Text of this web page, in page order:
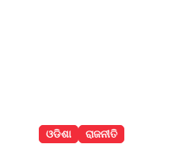
ଓଡିଶା ରାଜନୀତି